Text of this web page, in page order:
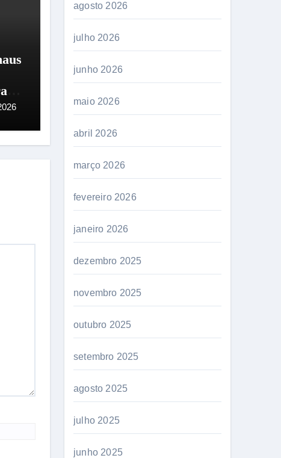
agosto 2026
julho 2026
junho 2026
maio 2026
abril 2026
março 2026
fevereiro 2026
janeiro 2026
dezembro 2025
novembro 2025
outubro 2025
setembro 2025
agosto 2025
julho 2025
junho 2025